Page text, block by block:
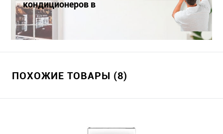
кондиционеров в
Краснодаре
ПОХОЖИЕ ТОВАРЫ (8)